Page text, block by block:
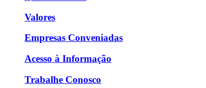
Valores
Empresas Conveniadas
Acesso à Informação
Trabalhe Conosco